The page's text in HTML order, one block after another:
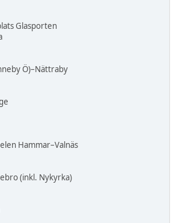
Glasporten
Ö)–Nättraby
Hammar–Valnäs
(inkl. Nykyrka)